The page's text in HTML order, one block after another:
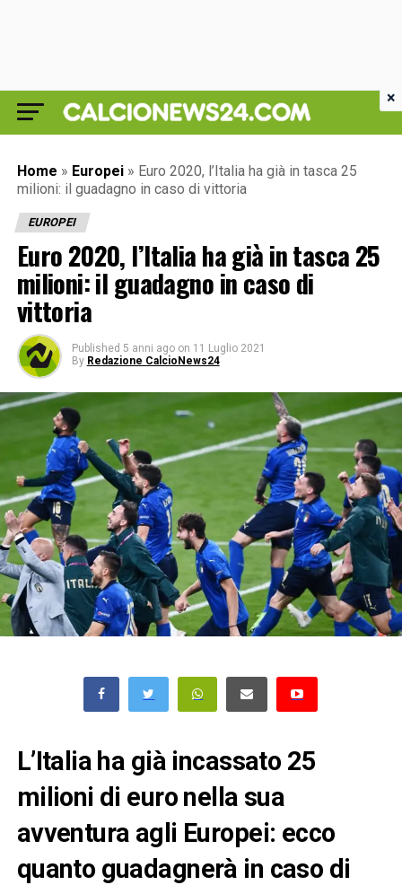
Home » Europei » Euro 2020, l’Italia ha già in tasca 25
milioni: il guadagno in caso di vittoria
EUROPEI
Euro 2020, l’Italia ha già in tasca 25
milioni: il guadagno in caso di
vittoria
Published 5 anni ago on 11 Luglio 2021
By Redazione CalcioNews24
L’Italia ha già incassato 25
milioni di euro nella sua
avventura agli Europei: ecco
quanto guadagnerà in caso di
×